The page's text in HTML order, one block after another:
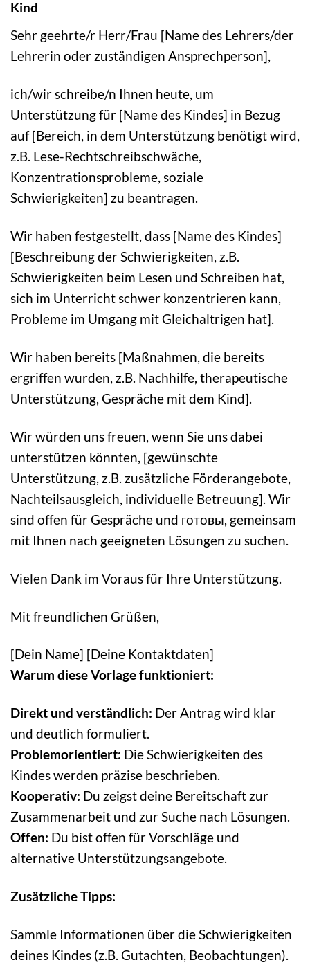
Kind
Sehr geehrte/r Herr/Frau [Name des Lehrers/der
Lehrerin oder zuständigen Ansprechperson],
ich/wir schreibe/n Ihnen heute, um
Unterstützung für [Name des Kindes] in Bezug
auf [Bereich, in dem Unterstützung benötigt wird,
z.B. Lese-Rechtschreibschwäche,
Konzentrationsprobleme, soziale
Schwierigkeiten] zu beantragen.
Wir haben festgestellt, dass [Name des Kindes]
[Beschreibung der Schwierigkeiten, z.B.
Schwierigkeiten beim Lesen und Schreiben hat,
sich im Unterricht schwer konzentrieren kann,
Probleme im Umgang mit Gleichaltrigen hat].
Wir haben bereits [Maßnahmen, die bereits
ergriffen wurden, z.B. Nachhilfe, therapeutische
Unterstützung, Gespräche mit dem Kind].
Wir würden uns freuen, wenn Sie uns dabei
unterstützen könnten, [gewünschte
Unterstützung, z.B. zusätzliche Förderangebote,
Nachteilsausgleich, individuelle Betreuung]. Wir
sind offen für Gespräche und готовы, gemeinsam
mit Ihnen nach geeigneten Lösungen zu suchen.
Vielen Dank im Voraus für Ihre Unterstützung.
Mit freundlichen Grüßen,
[Dein Name] [Deine Kontaktdaten]
Warum diese Vorlage funktioniert:
Direkt und verständlich: Der Antrag wird klar
und deutlich formuliert.
Problemorientiert: Die Schwierigkeiten des
Kindes werden präzise beschrieben.
Kooperativ: Du zeigst deine Bereitschaft zur
Zusammenarbeit und zur Suche nach Lösungen.
Offen: Du bist offen für Vorschläge und
alternative Unterstützungsangebote.
Zusätzliche Tipps:
Sammle Informationen über die Schwierigkeiten
deines Kindes (z.B. Gutachten, Beobachtungen).